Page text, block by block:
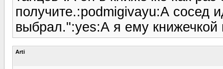
получите.:podmigivayu:А сосед
выбрал.":yes:А я ему
Arti